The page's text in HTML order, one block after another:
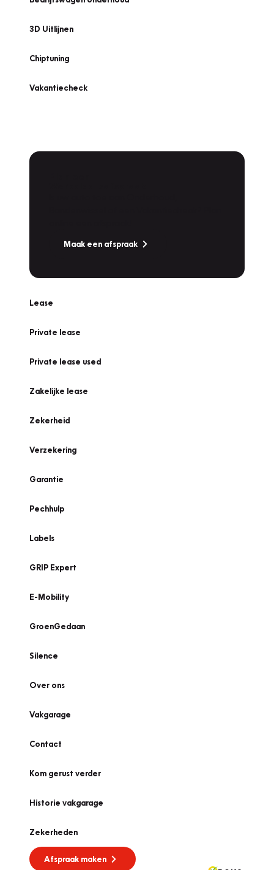
3D Uitlijnen
Chiptuning
Vakantiecheck
Maak een afspraak
Lease
Private lease
Private lease used
Zakelijke lease
Zekerheid
Verzekering
Garantie
Pechhulp
Labels
GRIP Expert
E-Mobility
GroenGedaan
Silence
Over ons
Vakgarage
Contact
Kom gerust verder
Historie vakgarage
Zekerheden
Afspraak maken